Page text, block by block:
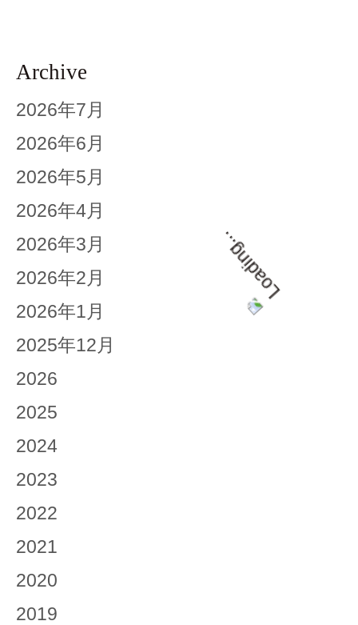
Archive
2026年7月
2026年6月
2026年5月
2026年4月
2026年3月
2026年2月
2026年1月
2025年12月
2026
2025
2024
2023
2022
2021
2020
2019